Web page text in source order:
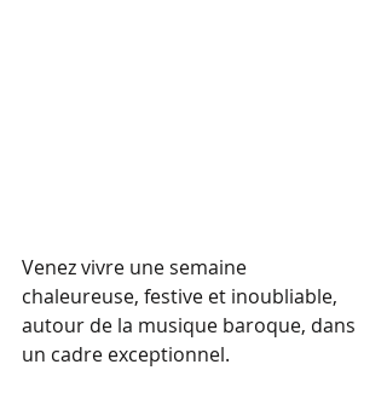
Venez vivre une semaine
chaleureuse, festive et inoubliable,
autour de la musique baroque, dans
un cadre exceptionnel.